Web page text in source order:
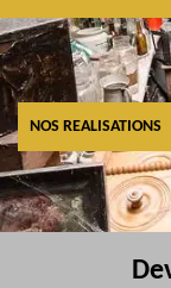
NOS REALISATIONS